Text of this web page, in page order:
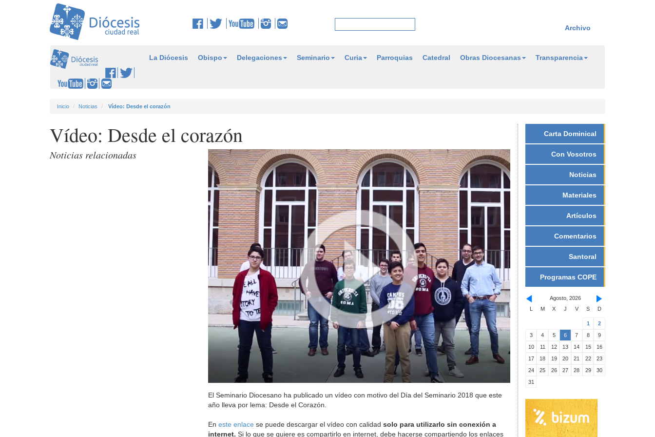
Archivo
La Diócesis Obispo Delegaciones Seminario Curia Parroquias Catedral Obras Diocesanas Transparencia
Inicio Noticias Vídeo: Desde el corazón
Vídeo: Desde el corazón
Noticias relacionadas
El Seminario Diocesano ha publicado un vídeo con motivo del Día del Seminario 2018 que este
año lleva por lema: Desde el Corazón.
En este enlace se puede descargar el vídeo con calidad solo para utilizarlo sin conexión a
internet. Si lo que se quiere es compartirlo en internet, debe hacerse compartiendo los enlaces
Carta Dominical
Con Vosotros
Noticias
Materiales
Artículos
Comentarios
Santoral
Programas COPE
Agosto, 2026
L
M X J V S D
1
2
3
4 5 6 7 8
9
10
11 12 13 14 15
16
17
18 19 20 21 22
23
24
25 26 27 28 29
30
31